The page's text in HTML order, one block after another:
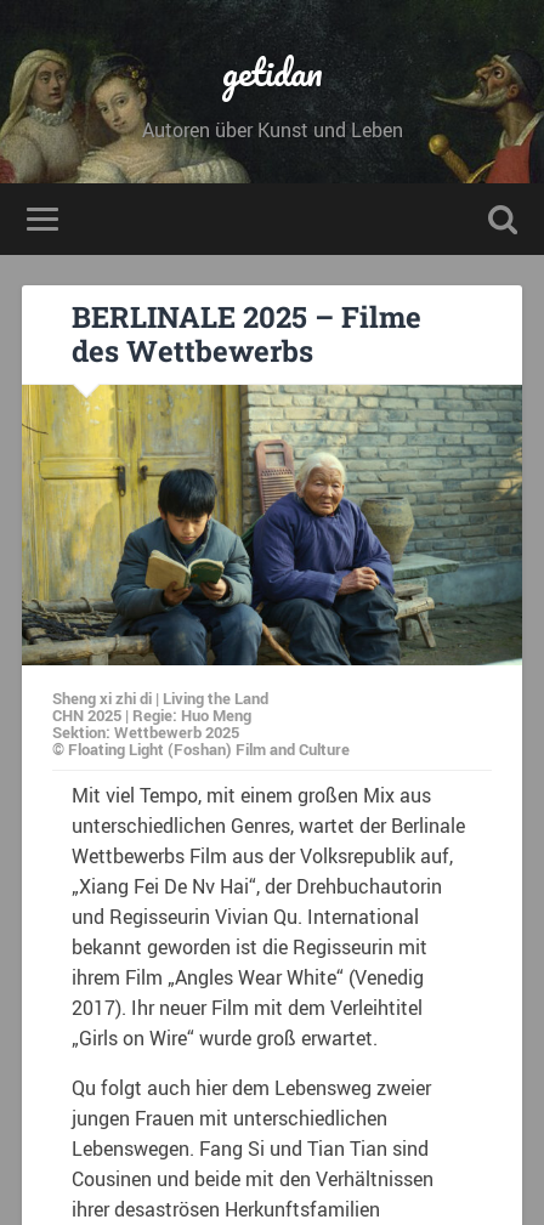
getidan
Autoren über Kunst und Leben
BERLINALE 2025 – Filme
des Wettbewerbs
Sheng xi zhi di | Living the Land
CHN 2025 | Regie: Huo Meng
Sektion: Wettbewerb 2025
© Floating Light (Foshan) Film and Culture
Mit viel Tempo, mit einem großen Mix aus
unterschiedlichen Genres, wartet der Berlinale
Wettbewerbs Film aus der Volksrepublik auf,
„Xiang Fei De Nv Hai“, der Drehbuchautorin
und Regisseurin Vivian Qu. International
bekannt geworden ist die Regisseurin mit
ihrem Film „Angles Wear White“ (Venedig
2017). Ihr neuer Film mit dem Verleihtitel
„Girls on Wire“ wurde groß erwartet.
Qu folgt auch hier dem Lebensweg zweier
jungen Frauen mit unterschiedlichen
Lebenswegen. Fang Si und Tian Tian sind
Cousinen und beide mit den Verhältnissen
ihrer desaströsen Herkunftsfamilien